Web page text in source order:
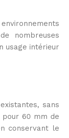
nombreuses
usage intérieur
sans
pour 60 mm de
conservant le